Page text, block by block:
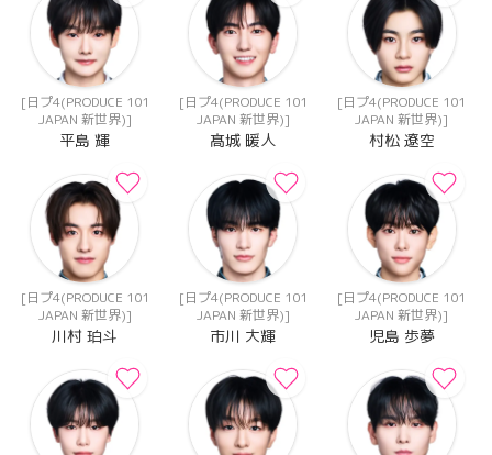
[日プ4(PRODUCE 101
JAPAN 新世界)]
平島 輝
[日プ4(PRODUCE 101
JAPAN 新世界)]
髙城 暖人
[日プ4(PRODUCE 101
JAPAN 新世界)]
村松 遼空
[日プ4(PRODUCE 101
JAPAN 新世界)]
川村 珀斗
[日プ4(PRODUCE 101
JAPAN 新世界)]
市川 大輝
[日プ4(PRODUCE 101
JAPAN 新世界)]
児島 歩夢